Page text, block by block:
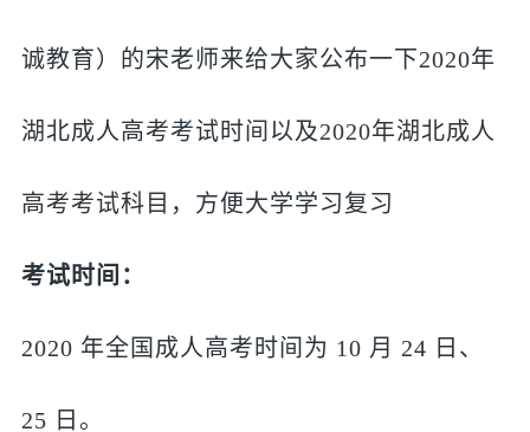
诚教育）的宋老师来给大家公布一下2020年
湖北成人高考考试时间以及2020年湖北成人
高考考试科目 ，方便大学学习复习
考试时间：
2020 年全国成人高考时间为 10 月 24 日、
25 日。